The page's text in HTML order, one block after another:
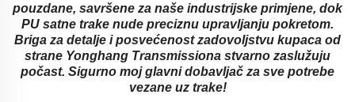
pouzdane, savršene za naše industrijske primjene, dok
PU satne trake nude preciznu upravljanju pokretom.
Briga za detalje i posvećenost zadovoljstvu kupaca od
strane Yonghang Transmissiona stvarno zaslužuju
počast. Sigurno moj glavni dobavljač za sve potrebe
vezane uz trake!